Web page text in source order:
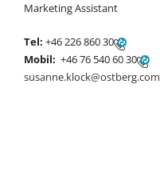
Marketing Assistant
Tel: +46 226 860 30
Mobil: +46 76 540 60 30
susanne.klock@ostberg.com